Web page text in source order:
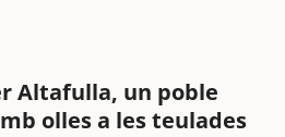
Altafulla, un poble
olles a les teulades